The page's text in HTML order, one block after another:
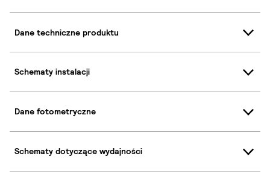
Dane techniczne produktu
Schematy instalacji
Dane fotometryczne
Schematy dotyczące wydajności